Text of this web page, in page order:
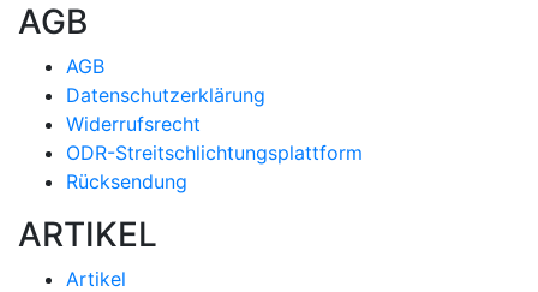
AGB
AGB
Datenschutzerklärung
Widerrufsrecht
ODR-Streitschlichtungsplattform
Rücksendung
ARTIKEL
Artikel